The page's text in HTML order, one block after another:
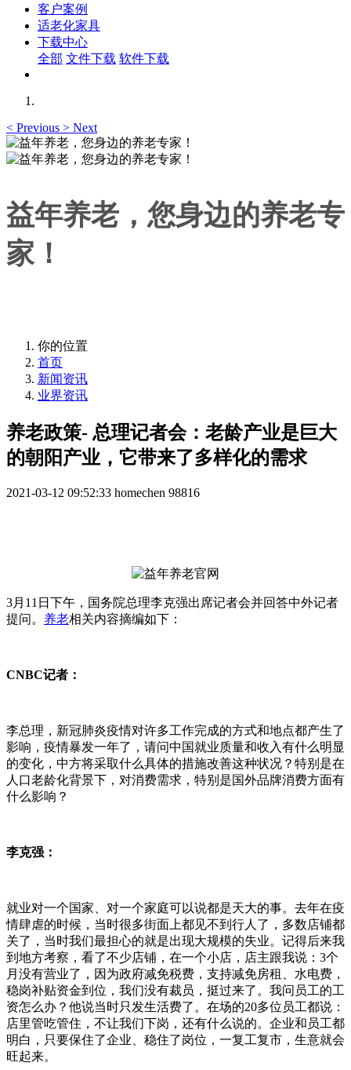
客户案例
适老化家具
下载中心
全部 文件下载 软件下载
< Previous > Next
益年养老，您身边的养老专
家！
你的位置
首页
新闻资讯
业界资讯
养老政策- 总理记者会：老龄产业是巨大
的朝阳产业，它带来了多样化的需求
2021-03-12 09:52:33 homechen 98816
3月11日下午，国务院总理李克强出席记者会并回答中外记者
提问。 养老相关内容摘编如下：
CNBC记者：
李总理，新冠肺炎疫情对许多工作完成的方式和地点都产生了
影响，疫情暴发一年了，请问中国就业质量和收入有什么明显
的变化，中方将采取什么具体的措施改善这种状况？特别是在
人口老龄化背景下，对消费需求，特别是国外品牌消费方面有
什么影响？
李克强：
就业对一个国家、对一个家庭可以说都是天大的事。去年在疫
情肆虐的时候，当时很多街面上都见不到行人了，多数店铺都
关了，当时我们最担心的就是出现大规模的失业。记得后来我
到地方考察，看了不少店铺，在一个小店，店主跟我说：3个
月没有营业了，因为政府减免税费，支持减免房租、水电费，
稳岗补贴资金到位，我们没有裁员，挺过来了。我问员工的工
资怎么办？他说当时只发生活费了。在场的20多位员工都说：
店里管吃管住，不让我们下岗，还有什么说的。企业和员工都
明白，只要保住了企业、稳住了岗位，一复工复市，生意就会
旺起来。